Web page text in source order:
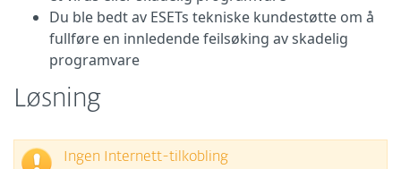
Du ble bedt av ESETs tekniske kundestøtte om å
fullføre en innledende feilsøking av skadelig
programvare
Løsning
Ingen Internett-tilkobling